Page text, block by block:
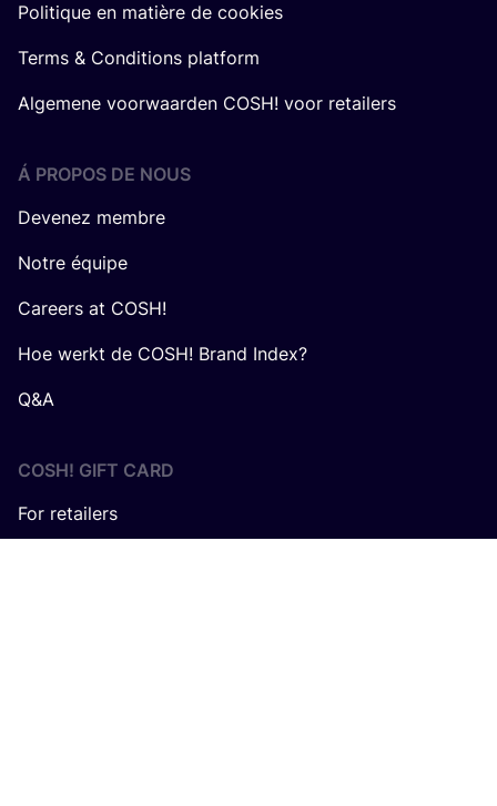
Politique en matière de cookies
Terms & Conditions platform
Algemene voorwaarden COSH! voor retailers
Á PROPOS DE NOUS
Devenez membre
Notre équipe
Careers at COSH!
Hoe werkt de COSH! Brand Index?
Q&A
COSH! GIFT CARD
For retailers